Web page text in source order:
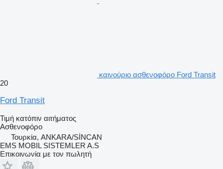
καινούριο ασθενοφόρο Ford Transit
20
Ford Transit
Τιμή κατόπιν αιτήματος
Ασθενοφόρο
Τουρκία, ANKARA/SİNCAN
EMS MOBIL SISTEMLER A.S
Επικοινωνία με τον πωλητή